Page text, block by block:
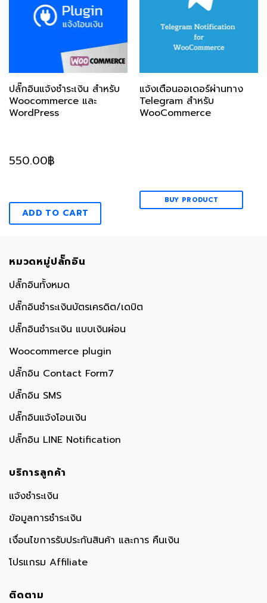
ปลั๊กอินแจ้งชำระเงิน สำหรับ
Woocommerce และ
WordPress
550.00฿
ADD TO CART
แจ้งเตือนออเดอร์ผ่านทาง
Telegram สำหรับ
WooCommerce
BUY PRODUCT
หมวดหมู่ปลั๊กอิน
ปลั๊กอินทั้งหมด
ปลั๊กอินชำระเงินบัตรเครดิต/เดบิต
ปลั๊กอินชำระเงิน แบบเงินผ่อน
Woocommerce plugin
ปลั๊กอิน Contact Form7
ปลั๊กอิน SMS
ปลั๊กอินแจ้งโอนเงิน
ปลั๊กอิน LINE Notification
บริการลูกค้า
แจ้งชำระเงิน
ข้อมูลการชำระเงิน
เงื่อนไขการรับประกันสินค้า และการ คืนเงิน
โปรแกรม Affiliate
ติดตาม